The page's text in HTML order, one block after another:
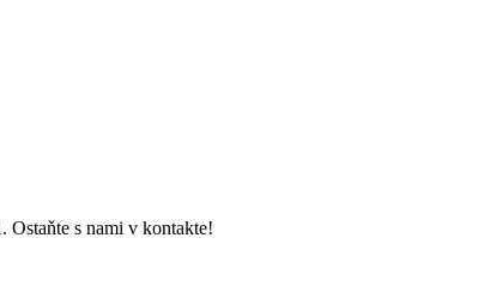
s nami v kontakte!